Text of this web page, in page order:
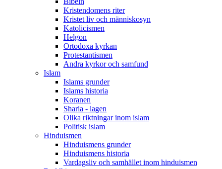
Kristendomens riter
Kristet liv och människosyn
Katolicismen
Helgon
Ortodoxa kyrkan
Protestantismen
Andra kyrkor och samfund
Islam
Islams grunder
Islams historia
Koranen
Sharia - lagen
Olika riktningar inom islam
Politisk islam
Hinduismen
Hinduismens grunder
Hinduismens historia
Vardagsliv och samhället inom hinduismen